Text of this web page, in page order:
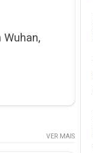
VER MAIS